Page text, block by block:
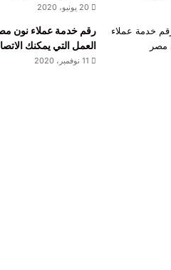
20 يونيو، 2020
رقم خدمة عملاء نون
العمل التي يمكنك
11 نوفمبر، 2020